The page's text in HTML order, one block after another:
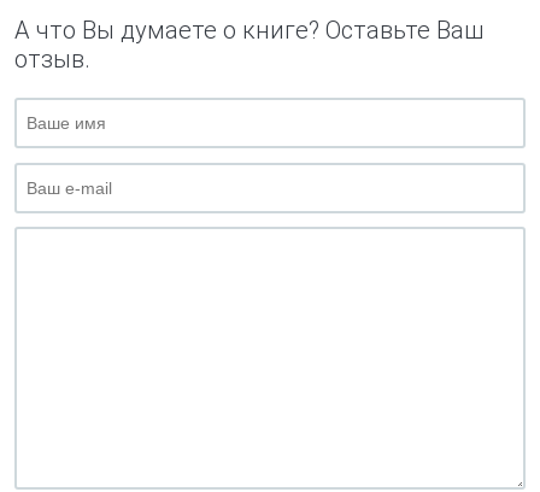
А что Вы думаете о книге? Оставьте Ваш
отзыв.